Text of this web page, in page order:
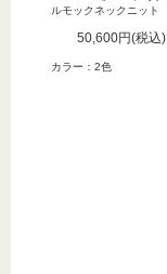
ルモックネックニット
50,600円(税込)
カラー：2色